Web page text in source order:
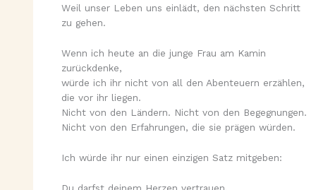
Weil unser Leben uns einlädt, den nächsten Schritt
zu gehen.
Wenn ich heute an die junge Frau am Kamin
zurückdenke,
würde ich ihr nicht von all den Abenteuern erzählen,
die vor ihr liegen.
Nicht von den Ländern. Nicht von den Begegnungen.
Nicht von den Erfahrungen, die sie prägen würden.
Ich würde ihr nur einen einzigen Satz mitgeben:
Du darfst deinem Herzen vertrauen.